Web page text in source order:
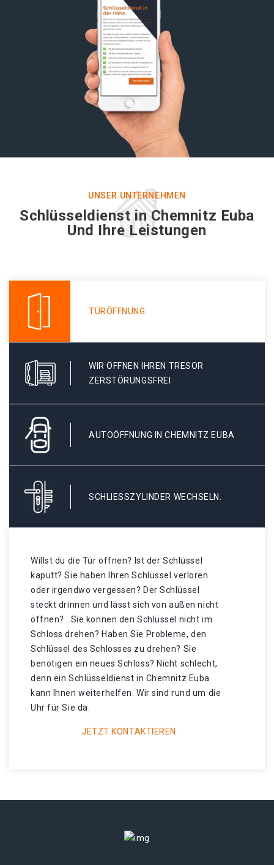
UNSER UNTERNEHMEN
Schlüsseldienst in Chemnitz Euba
Und Ihre Leistungen
TÜRÖFFNUNG
WIR ÖFFNEN IHREN TRESOR
ZERSTÖRUNGSFREI
AUTOÖFFNUNG IN CHEMNITZ EUBA
SCHLIESSZYLINDER WECHSELN.
Willst du die Tür öffnen? Ist der Schlüssel
kaputt? Sie haben Ihren Schlüssel verloren
oder irgendwo vergessen? Der Schlüssel
steckt drinnen und lässt sich von außen nicht
öffnen? . Sie können den Schlüssel nicht im
Schloss drehen? Haben Sie Probleme, den
Schlüssel des Schlosses zu drehen? Sie
benötigen ein neues Schloss? Nicht schlecht,
denn ein Schlüsseldienst in Chemnitz Euba
kann Ihnen weiterhelfen. Wir sind rund um die
Uhr für Sie da.
JETZT KONTAKTIEREN